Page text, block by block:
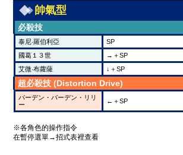
帥氣型
必殺技
泰尼‧羅伯利亞
SP
國葛１３世
→＋SP
艾微‧布蘿薩
↓＋SP
超必殺技 (Distortion Drive)
バーデン・バーデン・リリ
ー
←＋SP
※各角色的操作指令
在暫停選單→招式表裡查看